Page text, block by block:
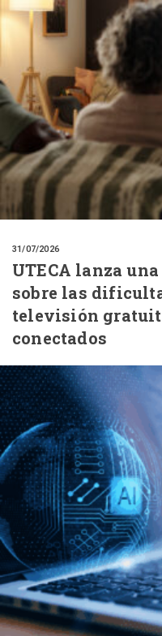
31/07/2026
UTECA lanza
sobre las
televisión
conectados